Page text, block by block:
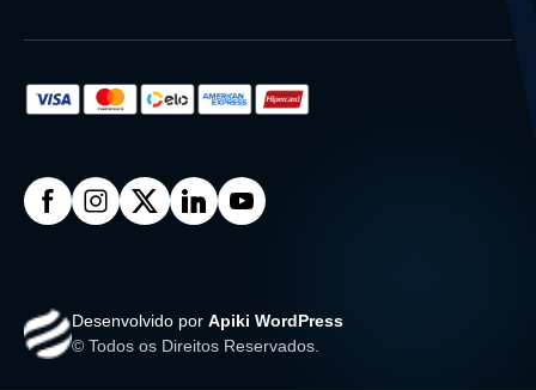
Desenvolvido por Apiki WordPress
© Todos os Direitos Reservados.